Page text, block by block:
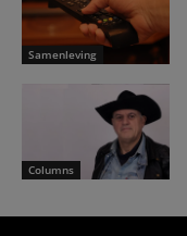
Samenleving
Columns